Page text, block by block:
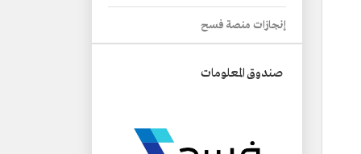
إنجازات منصة فسح
صندوق المعلومات